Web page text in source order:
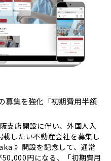
募集を強化「初期費用半額
店開設に伴い、外国人入
したい不動産会社を募集し
》開設を記念して、通常
円になる、「初期費用